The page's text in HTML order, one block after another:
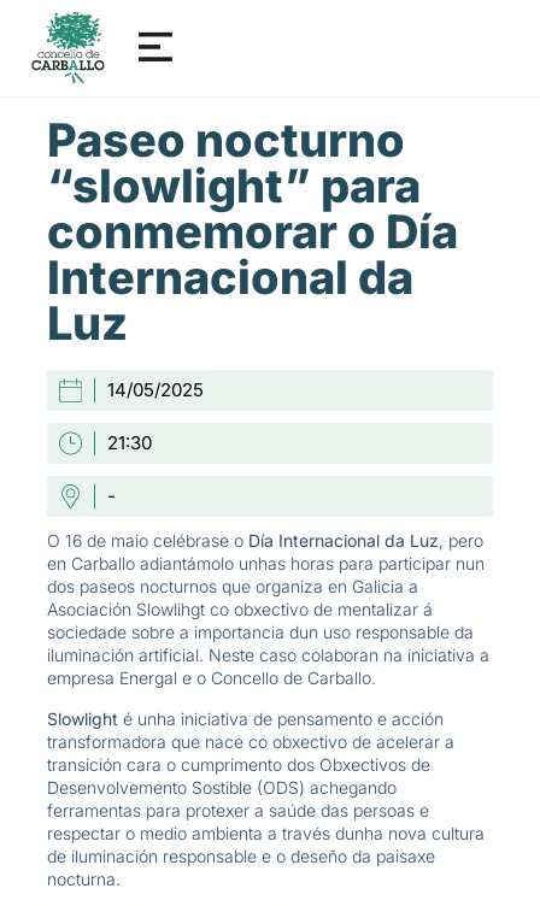
Paseo nocturno
“slowlight” para
conmemorar o Día
Internacional da
Luz
14/05/2025
21:30
-
O 16 de maio celébrase o Día Internacional da Luz, pero
en Carballo adiantámolo unhas horas para participar nun
dos paseos nocturnos que organiza en Galicia a
Asociación Slowlihgt co obxectivo de mentalizar á
sociedade sobre a importancia dun uso responsable da
iluminación artificial. Neste caso colaboran na iniciativa a
empresa Energal e o Concello de Carballo.
Slowlight é unha iniciativa de pensamento e acción
transformadora que nace co obxectivo de acelerar a
transición cara o cumprimento dos Obxectivos de
Desenvolvemento Sostible (ODS) achegando
ferramentas para protexer a saúde das persoas e
respectar o medio ambienta a través dunha nova cultura
de iluminación responsable e o deseño da paisaxe
nocturna.